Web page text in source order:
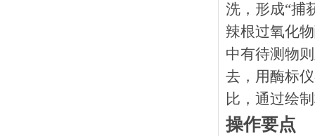
洗，形成“捕
辣根过氧化
中有待测物
去，用酶标
比，通过绘
操作要点